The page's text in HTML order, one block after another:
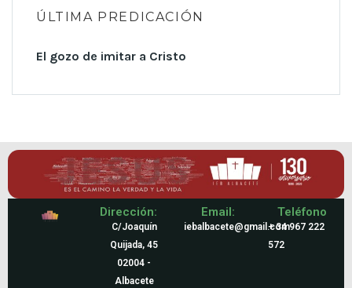
ÚLTIMA PREDICACIÓN
El gozo de imitar a Cristo
Dirección:
C/Joaquín
Quijada, 45
02004 -
Albacete
Email:
iebalbacete@gmail.com
Teléfono
+ 34 967 222
572